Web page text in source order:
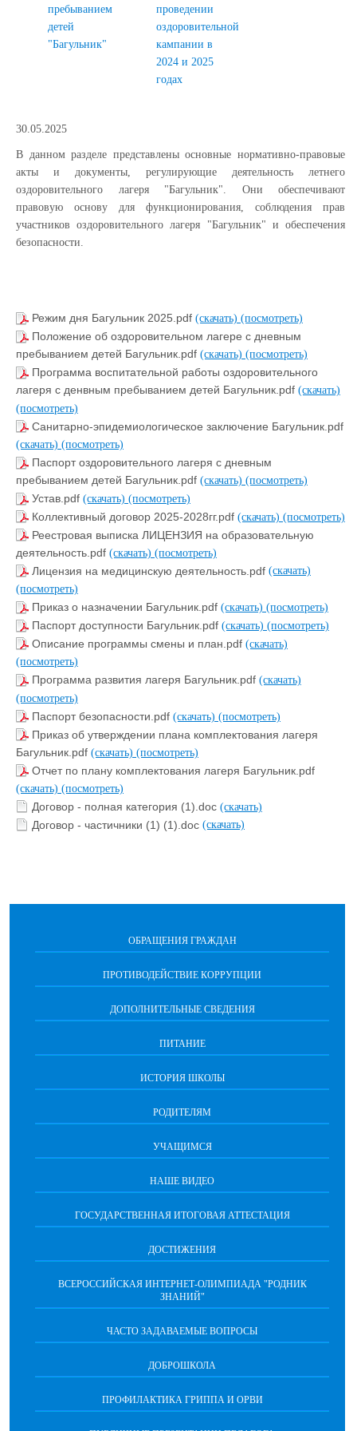
пребыванием
детей
"Багульник"
проведении
оздоровительной
кампании в
2024 и 2025
годах
30.05.2025
В данном разделе представлены основные нормативно-правовые
акты и документы, регулирующие деятельность летнего
оздоровительного лагеря "Багульник". Они обеспечивают
правовую основу для функционирования, соблюдения прав
участников оздоровительного лагеря "Багульник" и обеспечения
безопасности.
Режим дня Багульник 2025.pdf (скачать) (посмотреть)
Положение об оздоровительном лагере с дневным
пребыванием детей Багульник.pdf (скачать) (посмотреть)
Программа воспитательной работы оздоровительного
лагеря с денвным пребыванием детей Багульник.pdf (скачать)
(посмотреть)
Санитарно-эпидемиологическое заключение Багульник.pdf
(скачать) (посмотреть)
Паспорт оздоровительного лагеря с дневным
пребыванием детей Багульник.pdf (скачать) (посмотреть)
Устав.pdf (скачать) (посмотреть)
Коллективный договор 2025-2028гг.pdf (скачать) (посмотреть)
Реестровая выписка ЛИЦЕНЗИЯ на образовательную
деятельность.pdf (скачать) (посмотреть)
Лицензия на медицинскую деятельность.pdf (скачать)
(посмотреть)
Приказ о назначении Багульник.pdf (скачать) (посмотреть)
Паспорт доступности Багульник.pdf (скачать) (посмотреть)
Описание программы смены и план.pdf (скачать)
(посмотреть)
Программа развития лагеря Багульник.pdf (скачать)
(посмотреть)
Паспорт безопасности.pdf (скачать) (посмотреть)
Приказ об утверждении плана комплектования лагеря
Багульник.pdf (скачать) (посмотреть)
Отчет по плану комплектования лагеря Багульник.pdf
(скачать) (посмотреть)
Договор - полная категория (1).doc (скачать)
Договор - частичники (1) (1).doc (скачать)
ОБРАЩЕНИЯ ГРАЖДАН
ПРОТИВОДЕЙСТВИЕ КОРРУПЦИИ
ДОПОЛНИТЕЛЬНЫЕ СВЕДЕНИЯ
ПИТАНИЕ
ИСТОРИЯ ШКОЛЫ
РОДИТЕЛЯМ
УЧАЩИМСЯ
НАШЕ ВИДЕО
ГОСУДАРСТВЕННАЯ ИТОГОВАЯ АТТЕСТАЦИЯ
ДОСТИЖЕНИЯ
ВСЕРОССИЙСКАЯ ИНТЕРНЕТ-ОЛИМПИАДА "РОДНИК
ЗНАНИЙ"
ЧАСТО ЗАДАВАЕМЫЕ ВОПРОСЫ
ДОБРОШКОЛА
ПРОФИЛАКТИКА ГРИППА И ОРВИ